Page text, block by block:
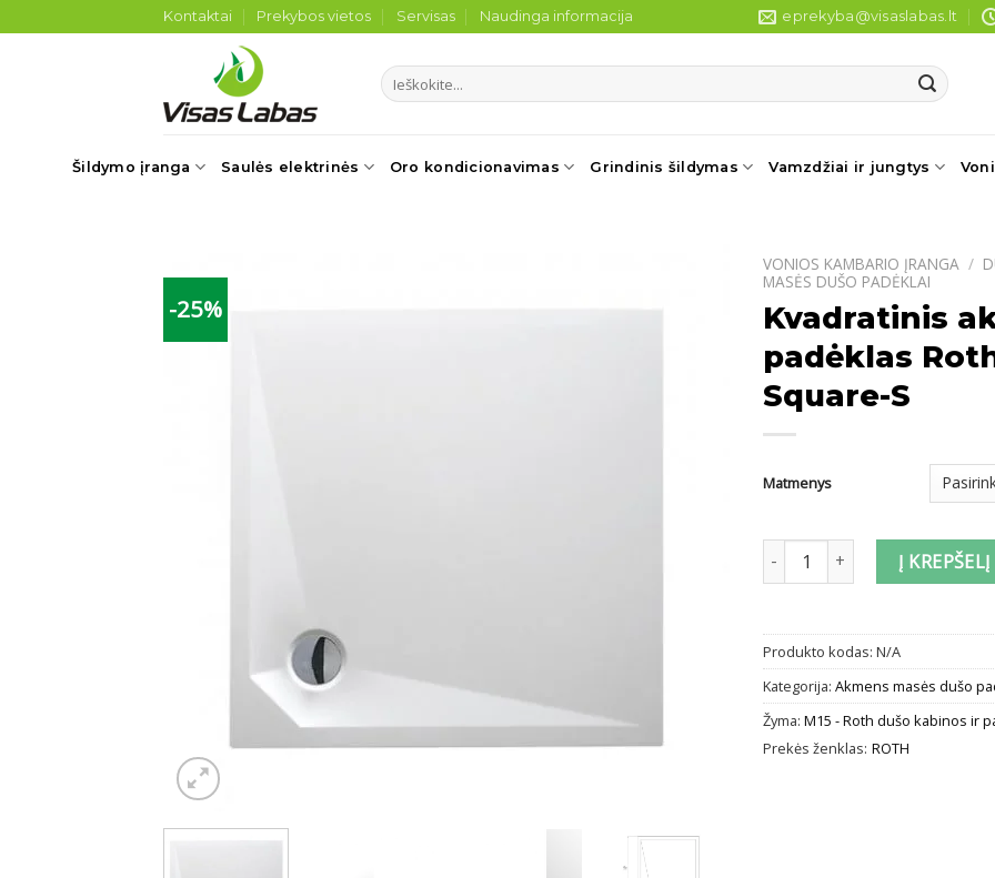
to
Kontaktai Prekybos vietos Servisas Naudinga informacija eprekyba@visaslabas.lt
Ieškoti:
Šildymo įranga Saulės elektrinės Oro kondicionavimas Grindinis šildymas Vamzdžiai ir jungtys
-25%
VONIOS KAMBARIO ĮRANGA /
MASĖS DUŠO PADĖKLAI
Kvadratinis
padėklas
Square-S
Matmenys
produkto kiekis: Kvadratinis
Į KREPŠELĮ
Produkto kodas: N/A
Kategorija: Akmens masės dušo
Žyma: M15 - Roth dušo kabinos ir
Prekės ženklas: ROTH